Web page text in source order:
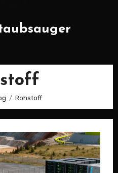
Rohstoff